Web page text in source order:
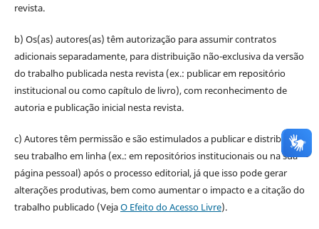
revista.
b) Os(as) autores(as) têm autorização para assumir contratos
adicionais separadamente, para distribuição não-exclusiva da versão
do trabalho publicada nesta revista (ex.: publicar em repositório
institucional ou como capítulo de livro), com reconhecimento de
autoria e publicação inicial nesta revista.
c) Autores têm permissão e são estimulados a publicar e distribuir
seu trabalho em linha (ex.: em repositórios institucionais ou na sua
página pessoal) após o processo editorial, já que isso pode gerar
alterações produtivas, bem como aumentar o impacto e a citação do
trabalho publicado (VejaO Efeito do Acesso Livre).